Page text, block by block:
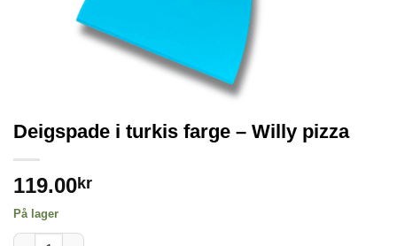
Deigspade i turkis farge – Willy pizza
119.00kr
På lager